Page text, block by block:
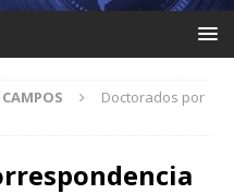
Doctorados por